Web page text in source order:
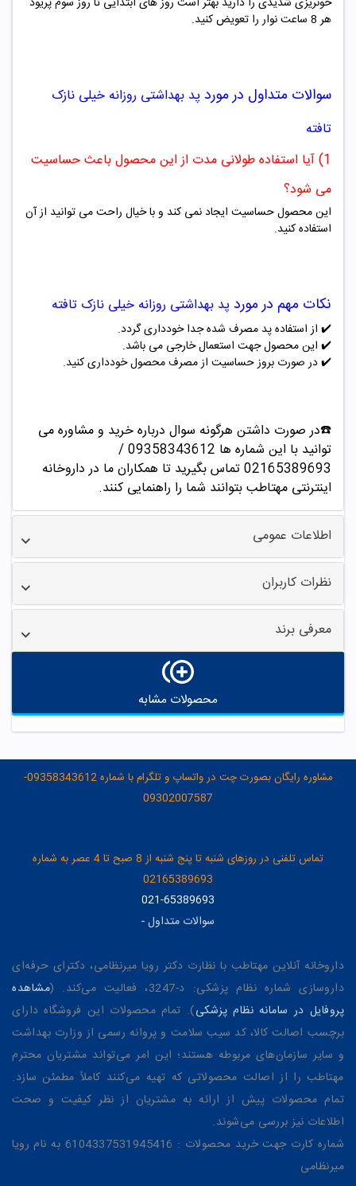
هر 8 ساعت نوار را تعویض کنید.
سوالات متداول در مورد پد بهداشتی روزانه خیلی نازک
تافته
1) آیا استفاده طولانی مدت از این محصول باعث حساسیت
می شود؟
این محصول حساسیت ایجاد نمی کند و با خیال راحت می توانید از آن
استفاده کنید.
نکات مهم در مورد پد بهداشتی روزانه خیلی نازک تافته
✔️ از استفاده پد مصرف شده جدا خودداری گردد.
✔️ این محصول جهت استعمال خارجی می باشد.
✔️در صورت بروز حساسیت از مصرف محصول خودداری کنید.
☎️در صورت داشتن هرگونه سوال درباره خرید و مشاوره می
توانید با این شماره ها 09358343612 /
02165389693تماس بگیرید تا همکاران ما در داروخانه
اینترنتی مهتاطب بتوانند شما را راهنمایی کنند.
اطلاعات عمومی
نظرات کاربران
معرفی برند
محصولات مشابه
مشاوره رایگان بصورت چت در واتساپ و تلگرام با شماره 09358343612-
09302007587
تماس تلفنی در روزهای شنبه تا پنج شنبه از 8 صبح تا 4 عصر به شماره
02165389693
021-65389693
سوالات متداول-
داروخانه آنلاین مهتاطب با نظارت دکتر رویا میرنظامی، دکترای حرفه‌ای
داروسازی شماره نظام پزشکی: د-3247، فعالیت می‌کند. (
مشاهده
پروفایل در سامانه نظام پزشکی). تمام محصولات این فروشگاه دارای
برچسب اصالت کالا، کد سیب سلامت و پروانه رسمی از وزارت بهداشت
و سایر سازمان‌های مربوطه هستند؛ این امر می‌تواند مشتریان محترم
مهتاطب را از اصالت محصولاتی که تهیه می‌کنند کاملاً مطمئن سازد.
تمام محصولات پیش از ارائه به مشتریان از نظر کیفیت و صحت
اطلاعات نیز بررسی می‌شوند.
شماره کارت جهت خرید محصولات : 6104337531945416 به نام رویا
میرنظامی